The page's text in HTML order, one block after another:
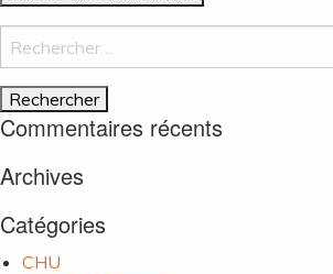
Rechercher :
Commentaires récents
Archives
Catégories
CHU